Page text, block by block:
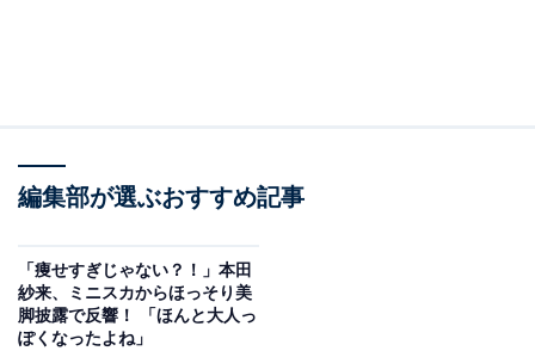
編集部が選ぶおすすめ記事
「痩せすぎじゃない？！」本田
紗来、ミニスカからほっそり美
脚披露で反響！ 「ほんと大人っ
ぽくなったよね」